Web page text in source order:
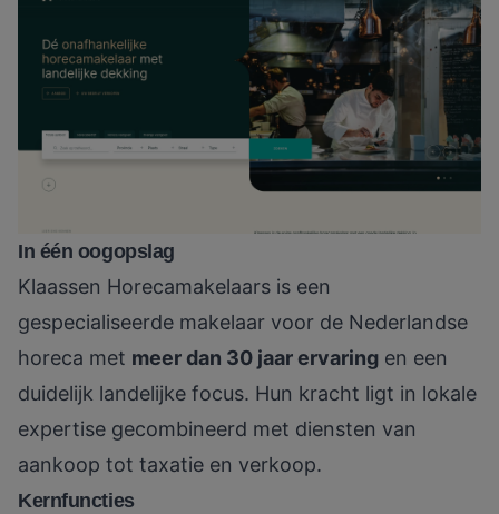
In één oogopslag
Klaassen Horecamakelaars is een
gespecialiseerde makelaar voor de Nederlandse
horeca met meer dan 30 jaar ervaring en een
duidelijk landelijke focus. Hun kracht ligt in lokale
expertise gecombineerd met diensten van
aankoop tot taxatie en verkoop.
Kernfuncties